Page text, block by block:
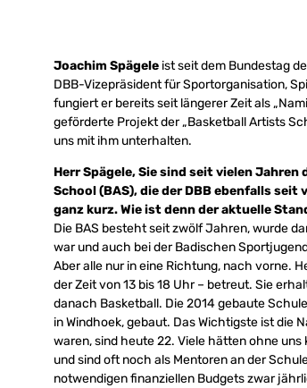
Joachim Spägele ist seit dem Bundestag
DBB-Vizepräsident für Sportorganisation,
fungiert er bereits seit längerer Zeit als
geförderte Projekt der „Basketball Artists
uns mit ihm unterhalten.
Herr Spägele, Sie sind seit vielen
School (BAS), die der DBB ebenfalls
ganz kurz. Wie ist denn der aktuelle
Die BAS besteht seit zwölf Jahren, wurde
war und auch bei der Badischen
Aber alle nur in eine Richtung, nach vorne.
der Zeit von 13 bis 18 Uhr – betreut. Sie
danach Basketball. Die 2014 gebaute
in Windhoek, gebaut. Das Wichtigste ist die
waren, sind heute 22. Viele hätten ohne
und sind oft noch als Mentoren an der
notwendigen finanziellen Budgets zwar